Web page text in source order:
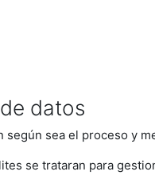
datos
sea el proceso y
se trataran para